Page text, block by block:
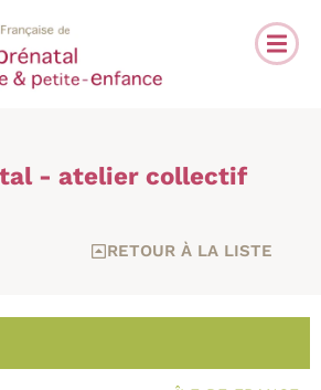
- atelier collectif
RETOUR À LA LISTE